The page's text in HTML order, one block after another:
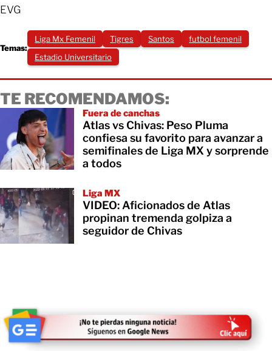
EVG
Temas:
Liga Mx Femenil Tigres Santos
futbol femenil
Estadio Universitario
TE RECOMENDAMOS:
Fuera de canchas
Atlas vs Chivas: Peso Pluma
confiesa su favorito para avanzar a
semifinales de Liga MX y sorprende
a todos
Liga MX
VIDEO: Aficionados de Atlas
propinan tremenda golpiza a
seguidor de Chivas